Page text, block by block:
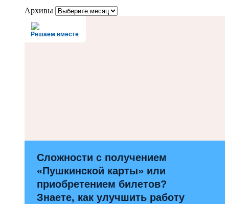
Архивы
Решаем вместе
Сложности с получением
«Пушкинской карты» или
приобретением билетов?
Знаете, как улучшить работу